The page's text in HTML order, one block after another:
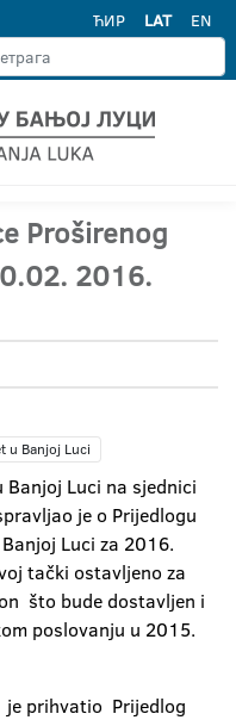
ЋИР LAT EN
Proširenog
2016.
u Banjoj Luci
Luci na sjednici
je o Prijedlogu
Luci za 2016.
tački ostavljeno za
što bude dostavljen i
poslovanju u 2015.
je prihvatio Prijedlog